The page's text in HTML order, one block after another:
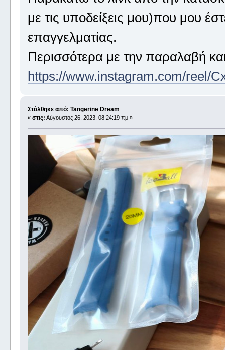
με τις υποδείξεις μου)που μου
επαγγελματίας.
Περισσότερα με την παραλαβή
https://www.instagram.com/reel/
Στάλθηκε από: Tangerine Dream
« στις: Αύγουστος 26, 2023, 08:24:19 πμ »